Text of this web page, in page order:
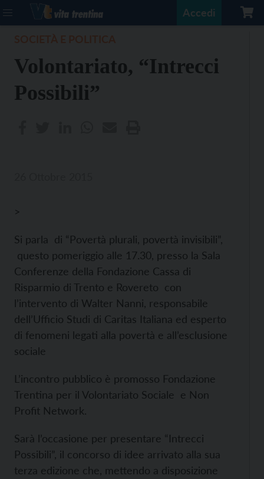
Accedi
Volontariato, “Intrecci
Possibili”
>
Si parla di “Povertà plurali, povertà invisibili”,
questo pomeriggio alle 17.30, presso la Sala
Conferenze della Fondazione Cassa di
Risparmio di Trento e Rovereto con
l’intervento di Walter Nanni, responsabile
dell’Ufficio Studi di Caritas Italiana ed esperto
di fenomeni legati alla povertà e all’esclusione
sociale
L’incontro pubblico è promosso Fondazione
Trentina per il Volontariato Sociale e Non
Profit Network.
Sarà l’occasione per presentare “Intrecci
Possibili”, il concorso di idee arrivato alla sua
terza edizione che, mettendo a disposizione